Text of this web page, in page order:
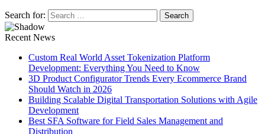
Search for:
Recent News
Custom Real World Asset Tokenization Platform
Development: Everything You Need to Know
3D Product Configurator Trends Every Ecommerce Brand
Should Watch in 2026
Building Scalable Digital Transportation Solutions with Agile
Development
Best SFA Software for Field Sales Management and
Distribution